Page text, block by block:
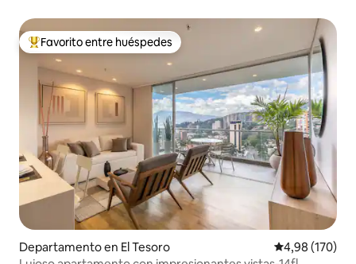
Favorito entre los huéspedes más destacados
Favorito entre huéspedes
Departamento en El Tesoro Calificación
4,98 (170)